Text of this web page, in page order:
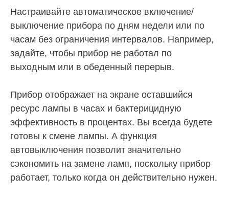
Настраивайте автоматическое включение/
выключение прибора по дням недели или по
часам без ограничения интервалов. Например,
задайте, чтобы прибор не работал по
выходным или в обеденный перерыв.
Прибор отображает на экране оставшийся
ресурс лампы в часах и бактерицидную
эффективность в процентах. Вы всегда будете
готовы к смене лампы. А функция
автовыключения позволит значительно
сэкономить на замене ламп, поскольку прибор
работает, только когда он действительно нужен.